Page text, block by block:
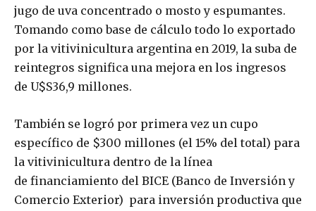
jugo de uva concentrado o mosto y espumantes.
Tomando como base de cálculo todo lo exportado
por la vitivinicultura argentina en 2019, la suba de
reintegros significa una mejora en los ingresos
de U$S36,9 millones.
También se logró por primera vez un cupo
específico de $300 millones (el 15% del total) para
la vitivinicultura dentro de la línea
de financiamiento del BICE (Banco de Inversión y
Comercio Exterior) para inversión productiva que